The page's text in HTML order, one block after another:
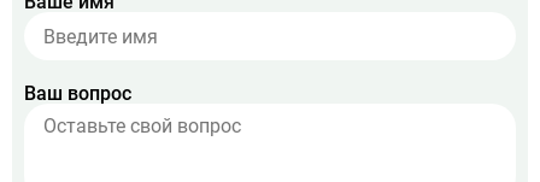
Ваш вопрос